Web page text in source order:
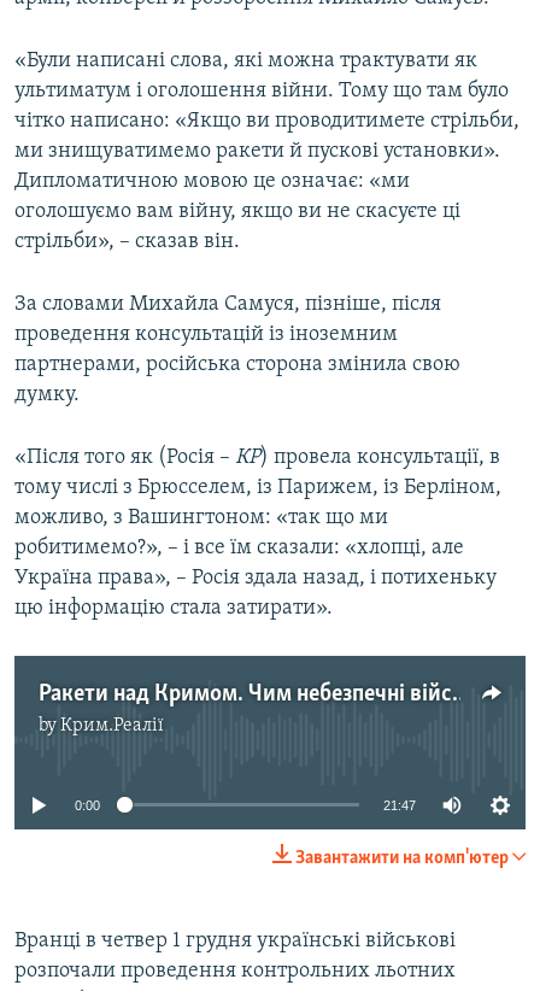
СВІДЧЕННЯ ОКУПАЦІЇ
УКРАЇНСЬКА ПРОБЛЕМА КРИМУ
ІНФОГРАФІКА
Qırımtatar
ДОЛУЧАЙСЯ!
«Були написані слова, які можна трактувати як
ультиматум і оголошення війни. Тому що там було
чітко написано: «Якщо ви проводитимете стрільби,
ми знищуватимемо ракети й пускові установки».
Дипломатичною мовою це означає: «ми
оголошуємо вам війну, якщо ви не скасуєте ці
стрільби», – сказав він.
За словами Михайла Самуся, пізніше, після
проведення консультацій із іноземним
партнерами, російська сторона змінила свою
думку.
«Після того як (Росія – КР) провела консультації, в
тому числі з Брюсселем, із Парижем, із Берліном,
можливо, з Вашингтоном: «так що ми
робитимемо?», – і все їм сказали: «хлопці, але
Україна права», – Росія здала назад, і потихеньку
цю інформацію стала затирати».
Ракети над Кримом. Чим небезпечні військові випробування поблизу півострова?
byКрим.Реалії
0:00 21:47
Завантажити на комп'ютер
Вранці в четвер 1 грудня українські військові
розпочали проведення контрольних льотних